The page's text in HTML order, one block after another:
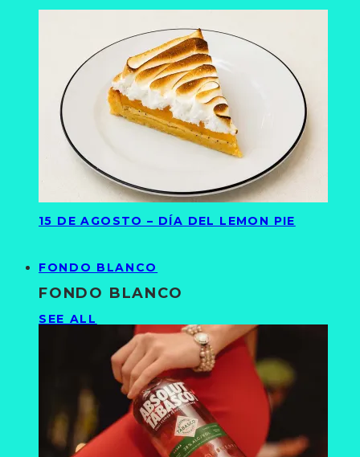
15 DE AGOSTO – DÍA DEL LEMON PIE
FONDO BLANCO
FONDO BLANCO
SEE ALL